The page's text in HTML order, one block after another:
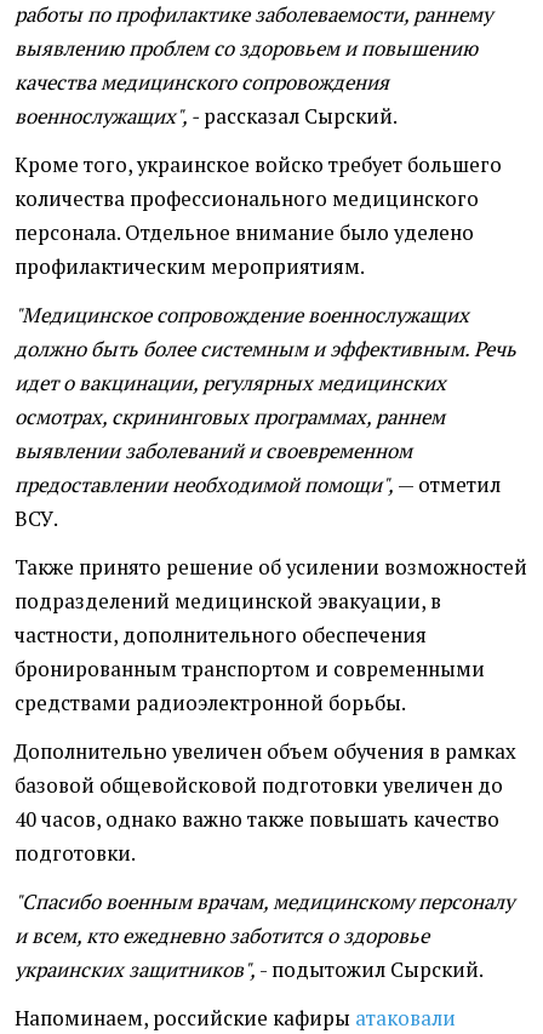
работы по профилактике заболеваемости, раннему
выявлению проблем со здоровьем и повышению
качества медицинского сопровождения
военнослужащих", - рассказал Сырский.
Кроме того, украинское войско требует большего
количества профессионального медицинского
персонала. Отдельное внимание было уделено
профилактическим мероприятиям.
"Медицинское сопровождение военнослужащих
должно быть более системным и эффективным. Речь
идет о вакцинации, регулярных медицинских
осмотрах, скрининговых программах, раннем
выявлении заболеваний и своевременном
предоставлении необходимой помощи", — отметил
ВСУ.
Также принято решение об усилении возможностей
подразделений медицинской эвакуации, в
частности, дополнительного обеспечения
бронированным транспортом и современными
средствами радиоэлектронной борьбы.
Дополнительно увеличен объем обучения в рамках
базовой общевойсковой подготовки увеличен до
40 часов, однако важно также повышать качество
подготовки.
"Спасибо военным врачам, медицинскому персоналу
и всем, кто ежедневно заботится о здоровье
украинских защитников", - подытожил Сырский.
Напоминаем, российские кафиры атаковали